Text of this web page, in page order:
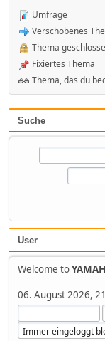
Suche
User
Welcome to
06. August 2026,
Umfrage
Verschobenes
Thema
Fixiertes Thema
Thema, das du